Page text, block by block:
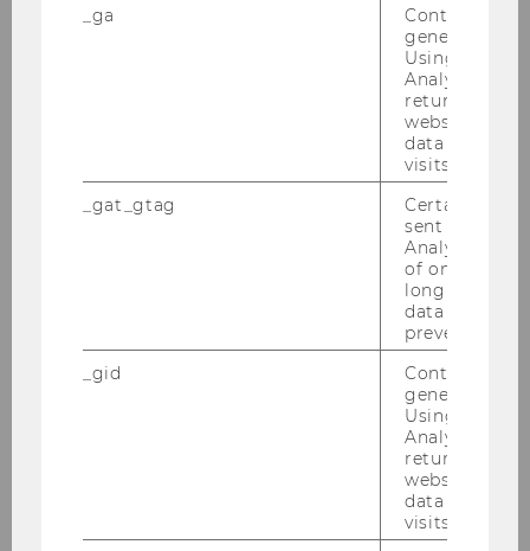
_ga
Contains a
generated
Using this
Analytics can
returning
website and
data from
visits.
_gat_gtag
Certain data
sent to
Analytics a
of once per
long as it is
data
prevented.
_gid
Contains a
generated
Using this
Analytics can
returning
website and
data from
visits.